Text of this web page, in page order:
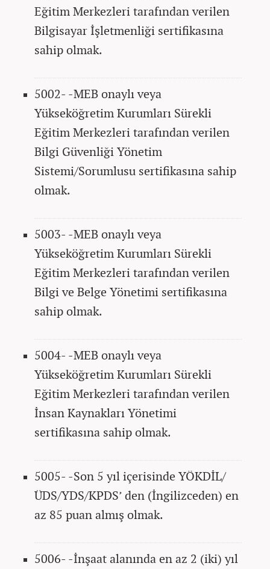
Eğitim Merkezleri tarafından verilen
Bilgisayar İşletmenliği sertifikasına
sahip olmak.
5002- -MEB onaylı veya
Yükseköğretim Kurumları Sürekli
Eğitim Merkezleri tarafından verilen
Bilgi Güvenliği Yönetim
Sistemi/Sorumlusu sertifikasına sahip
olmak.
5003- -MEB onaylı veya
Yükseköğretim Kurumları Sürekli
Eğitim Merkezleri tarafından verilen
Bilgi ve Belge Yönetimi sertifikasına
sahip olmak.
5004- -MEB onaylı veya
Yükseköğretim Kurumları Sürekli
Eğitim Merkezleri tarafından verilen
İnsan Kaynakları Yönetimi
sertifikasına sahip olmak.
5005- -Son 5 yıl içerisinde YÖKDİL/
ÜDS/YDS/KPDS’ den (İngilizceden) en
az 85 puan almış olmak.
5006- -İnşaat alanında en az 2 (iki) yıl